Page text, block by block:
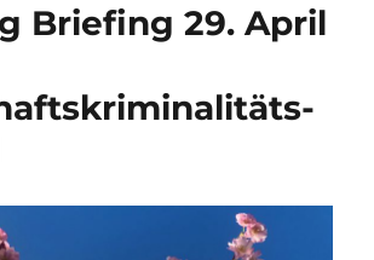
Briefing 29. April